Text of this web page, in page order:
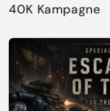
40K Kampagne